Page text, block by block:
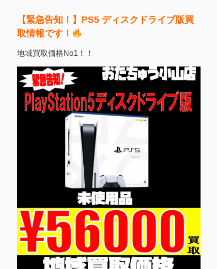
【緊急告知！】PS5 ディスクドライブ版買
取情報です！
地域買取価格No1！！